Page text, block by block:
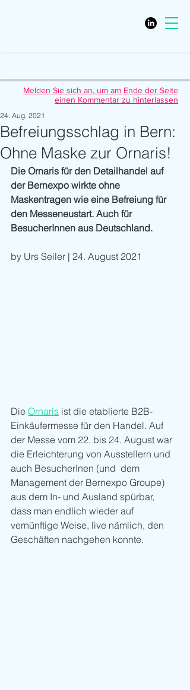
Melden Sie sich an, um am Ende der Seite
einen Kommentar zu hinterlassen
Befreiungsschlag in Bern:
Ohne Maske zur Ornaris!
24. Aug. 2021
Die Ornaris für den Detailhandel auf
der Bernexpo wirkte ohne
Maskentragen wie eine Befreiung für
den Messeneustart. Auch für
BesucherInnen aus Deutschland.
by Urs Seiler | 24. August 2021
Die Ornaris ist die etablierte B2B-
Einkäufermesse für den Handel. Auf
der Messe vom 22. bis 24. August war
die Erleichterung von Ausstellern und
auch BesucherInen (und  dem
Management der Bernexpo Groupe)
aus dem In- und Ausland spürbar,
dass man endlich wieder auf
vernünftige Weise, live nämlich, den
Geschäften nachgehen konnte.